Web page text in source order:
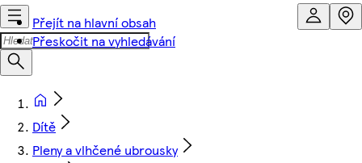
Přejít na hlavní obsah
Přeskočit na vyhledávání
Dítě
Pleny a vlhčené ubrousky